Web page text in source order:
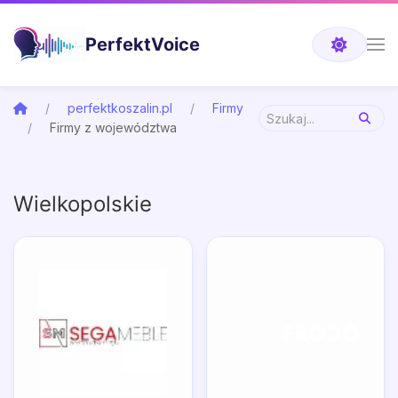
PerfektVoice
perfektkoszalin.pl
Firmy
Firmy z województwa
Wielkopolskie